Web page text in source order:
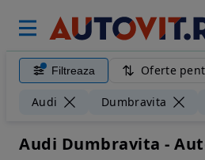
Filtreaza Oferte
Audi Dumbravita
Audi Dumbravita -